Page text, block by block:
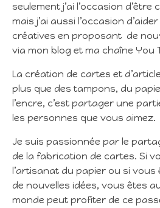
seulement j’ai l’occasion
mais j’ai aussi l’occasion
créatives en proposant de
via mon blog et ma chaîne You
La création de cartes et
plus que des tampons, du
l’encre, c’est partager une
les personnes que vous aimez.
Je suis passionnée par le
de la fabrication de cartes. Si
l’artisanat du papier ou si
de nouvelles idées, vous êtes
monde peut profiter de ce